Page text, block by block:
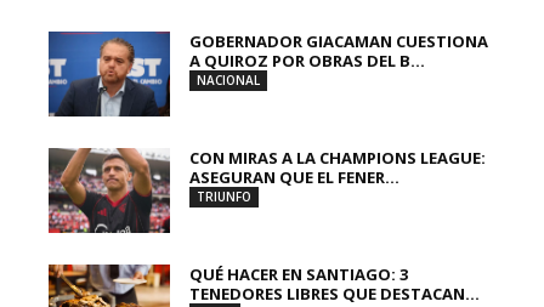
GOBERNADOR GIACAMAN CUESTIONA
A QUIROZ POR OBRAS DEL B...
NACIONAL
CON MIRAS A LA CHAMPIONS LEAGUE:
ASEGURAN QUE EL FENER...
TRIUNFO
QUÉ HACER EN SANTIAGO: 3
TENEDORES LIBRES QUE DESTACAN...